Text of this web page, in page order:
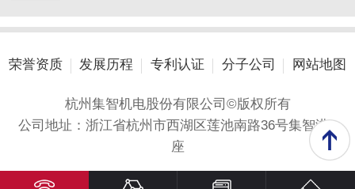
荣誉资质 发展历程 专利认证 分子公司 网站地图
杭州集智机电股份有限公司©版权所有
公司地址：浙江省杭州市西湖区莲池南路36号集智港A
座